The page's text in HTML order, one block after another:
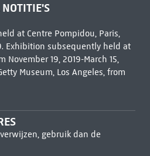
at Centre Pompidou, Paris,
Exhibition subsequently held at
November 19, 2019-March 15,
Museum, Los Angeles, from
gebruik dan de